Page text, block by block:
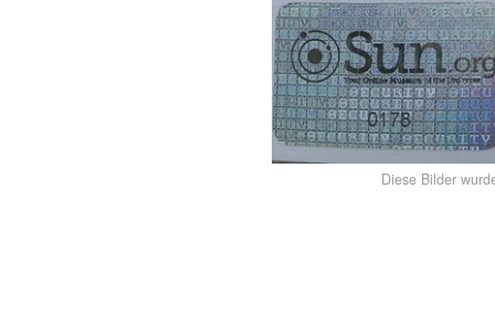
Diese Bilder